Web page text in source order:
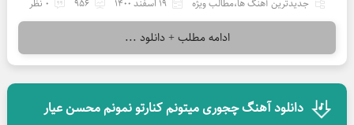
جدیدترین آهنگ ها،مطالب ویژه 19 اسفند 1400 956 0 نظر
ادامه مطلب + دانلود ...
دانلود آهنگ چجوری میتونم کنارتو نمونم محسن عیار